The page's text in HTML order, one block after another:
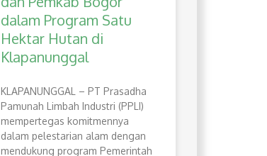
dalam Program Satu
Hektar Hutan di
Klapanunggal
​KLAPANUNGGAL – PT Prasadha
Pamunah Limbah Industri (PPLI)
mempertegas komitmennya
dalam pelestarian alam dengan
mendukung program Pemerintah